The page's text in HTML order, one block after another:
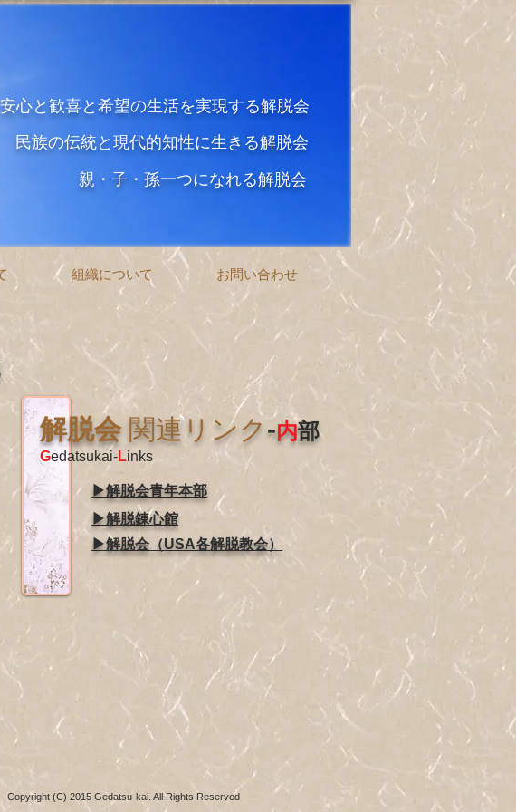
安心と歓喜と希望の生活を実現する解脱会
民族の伝統と現代的知性に生きる解脱会
親・子・孫一つになれる解脱会
組織について お問い合わせ
▶解脱会青年本部
解脱会 関連リンク-内部
Gedatsukai-Links
▶解脱錬心館
▶解脱会（USA各解脱教会）
Copyright (C) 2015 Gedatsu-kai. All Rights Reserved